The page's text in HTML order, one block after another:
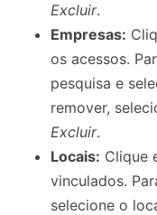
Excluir.
Empresas:
os acessos.
pesquisa e
remover,
Excluir.
Locais: Clique
vinculados.
selecione o